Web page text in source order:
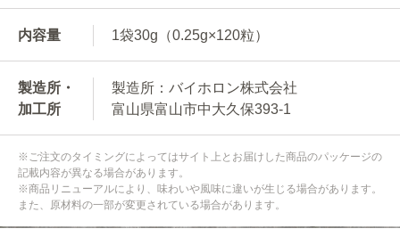
内容量 1袋30g（0.25g×120粒）
製造所・
加工所
製造所：バイホロン株式会社
富山県富山市中大久保393-1
※ご注文のタイミングによってはサイト上とお届けした商品のパッケージの
記載内容が異なる場合があります。
※商品リニューアルにより、味わいや風味に違いが生じる場合があります。
また、原材料の一部が変更されている場合があります。